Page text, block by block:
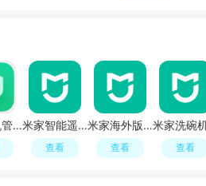
小米手机管家app 米家智能遥控器手机app最新版
查看
米家海外版app提取版
查看 查看